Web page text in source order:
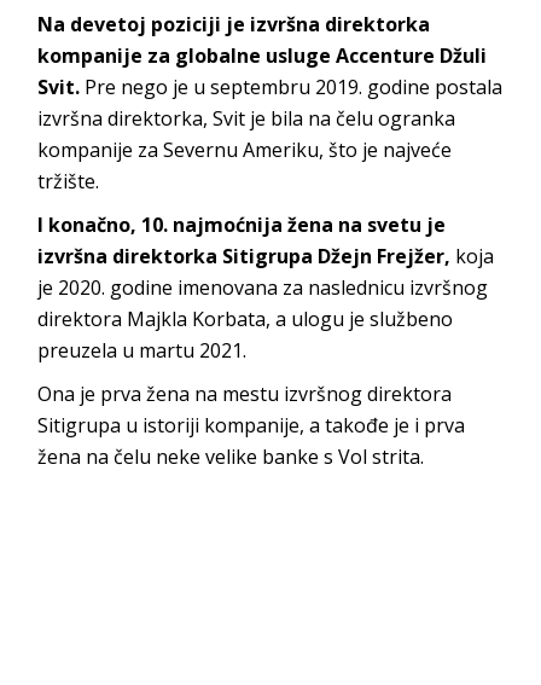
Na devetoj poziciji je izvršna direktorka
kompanije za globalne usluge Accenture Džuli
Svit. Pre nego je u septembru 2019. godine postala
izvršna direktorka, Svit je bila na čelu ogranka
kompanije za Severnu Ameriku, što je najveće
tržište.
I konačno, 10. najmoćnija žena na svetu je
izvršna direktorka Sitigrupa Džejn Frejžer, koja
je 2020. godine imenovana za naslednicu izvršnog
direktora Majkla Korbata, a ulogu je službeno
preuzela u martu 2021.
Ona je prva žena na mestu izvršnog direktora
Sitigrupa u istoriji kompanije, a takođe je i prva
žena na čelu neke velike banke s Vol strita.